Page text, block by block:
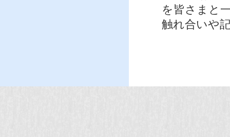
を皆さまと
触れ合いや